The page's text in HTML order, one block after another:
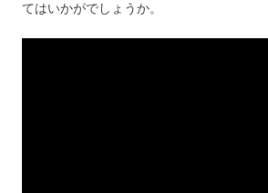
てはいかがでしょうか。